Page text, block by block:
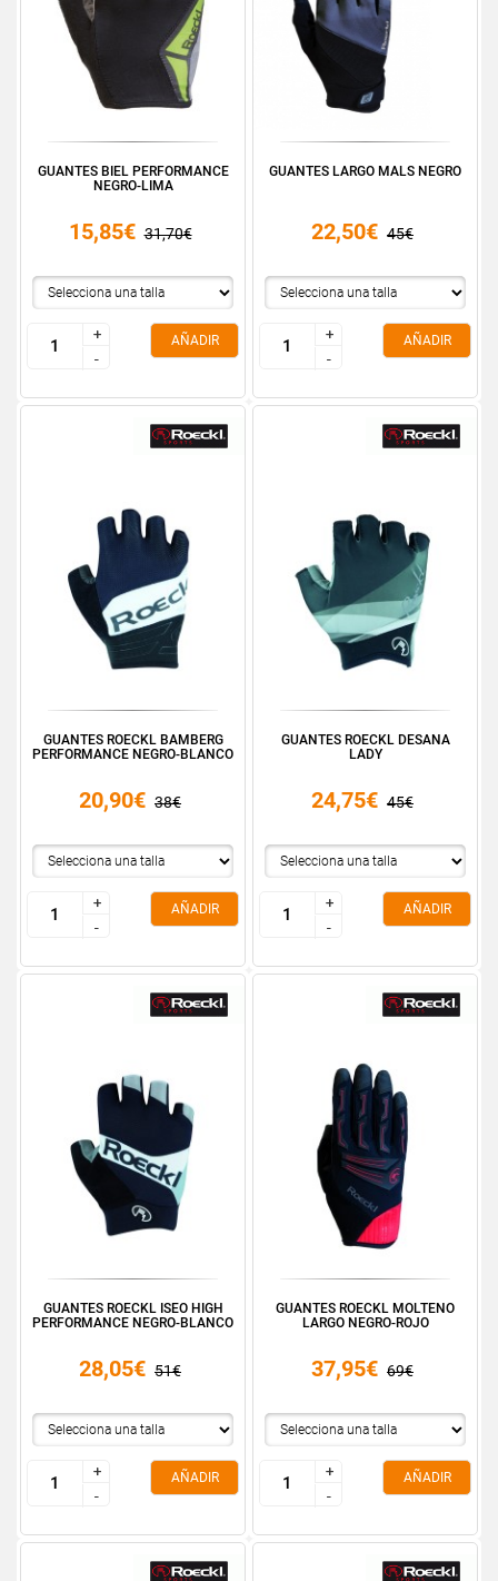
GUANTES BIEL PERFORMANCE
NEGRO-LIMA
15,85€ 31,70€
+
-
+
-
AÑADIR
GUANTES LARGO MALS NEGRO
22,50€ 45€
+
-
+
-
AÑADIR
GUANTES ROECKL BAMBERG
PERFORMANCE NEGRO-BLANCO
20,90€ 38€
+
-
+
-
AÑADIR
GUANTES ROECKL DESANA
LADY
24,75€ 45€
+
-
+
-
AÑADIR
GUANTES ROECKL ISEO HIGH
PERFORMANCE NEGRO-BLANCO
28,05€ 51€
+
-
+
-
AÑADIR
GUANTES ROECKL MOLTENO
LARGO NEGRO-ROJO
37,95€ 69€
+
-
+
-
AÑADIR